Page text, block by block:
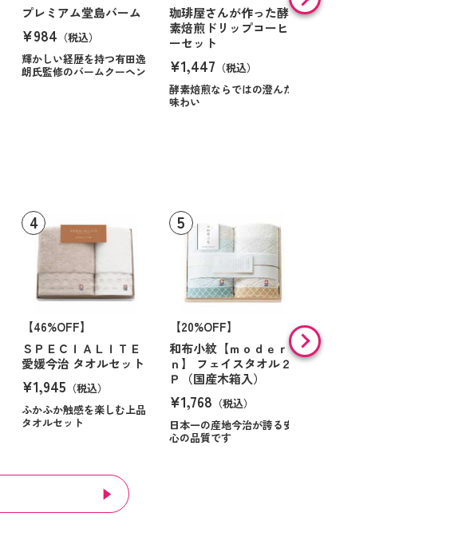
プレミアム堂島バーム
¥984 （税込）
輝かしい経歴を持つ有田逸
朗氏監修のバームクーヘン
珈琲屋さんが作った酵
素焙煎ドリップコーヒ
ーセット
¥1,447 （税込）
酵素焙煎ならではの澄んだ
味わい
アラン・ド・パリ ショ
【46%OFF】
ＳＰＥＣＩＡＬＩＴＥ
愛媛今治 タオルセット
¥1,945 （税込）
ふかふか触感を楽しむ上品
タオルセット
【20%OFF】
和布小紋【ｍｏｄｅｒ
ｎ】 フェイスタオル２
Ｐ（国産木箱入）
¥1,768 （税込）
日本一の産地今治が誇る安
心の品質です
¥1,320